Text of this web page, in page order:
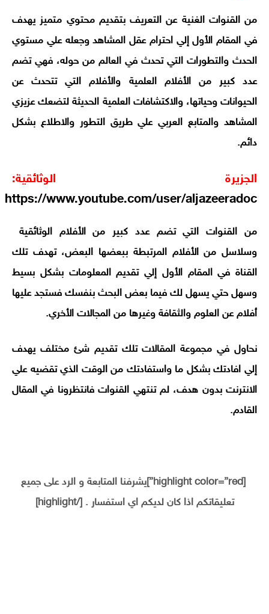
من القنوات الغنية عن التعريف بتقديم محتوي متميز يهدف
في المقام الأول إلي احترام عقل المشاهد وجعله علي مستوي
الحدث والتطورات التي تحدث في العالم من حوله، فهي تضم
عدد كبير من الأفلام العلمية والأفلام التي تتحدث عن
الحيوانات وحياتها، والاكتشافات العلمية الحديثة لتضعك عزيزي
المشاهد والمتابع العربي علي طريق التطور والاطلاع بشكل
دائم.
الجزيرة الوثائقية:
https://www.youtube.com/user/aljazeeradoc
من القنوات التي تضم عدد كبير من الأفلام الوثائقية
وسلاسل من الأفلام المرتبطة ببعضها البعض، تهدف تلك
القناة في المقام الأول إلي تقديم المعلومات بشكل بسيط
وسهل حتي يسهل لك فيما بعض البحث بنفسك فستجد عليها
أفلام عن العلوم والثقافة وغيرها من المجالات الأخري.
نحاول في مجموعة المقالات تلك تقديم شئ مختلف يهدف
إلي افادتك بشكل ما واستفادتك من الوقت الذي تقضيه علي
الانترنت بدون هدف، لم تنتهي القنوات فانتظرونا في المقال
القادم.
[highlight color=”red”]يشرفنا المتابعة و الرد على جميع
تعليقاتكم اذا كان لديكم اي استفسار . [/highlight]